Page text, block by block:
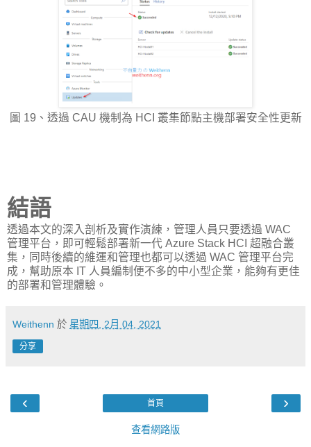
圖 19、透過 CAU 機制為 HCI 叢集節點主機部署安全性更新
結語
透過本文的深入剖析及實作演練，管理人員只要透過 WAC
管理平台，即可輕鬆部署新一代 Azure Stack HCI 超融合叢
集，同時後續的維運和管理也都可以透過 WAC 管理平台完
成，幫助原本 IT 人員編制便不多的中小型企業，能夠有更佳
的部署和管理體驗。
Weithenn 於 星期四, 2月 04, 2021
分享
‹ ›
首頁
查看網路版